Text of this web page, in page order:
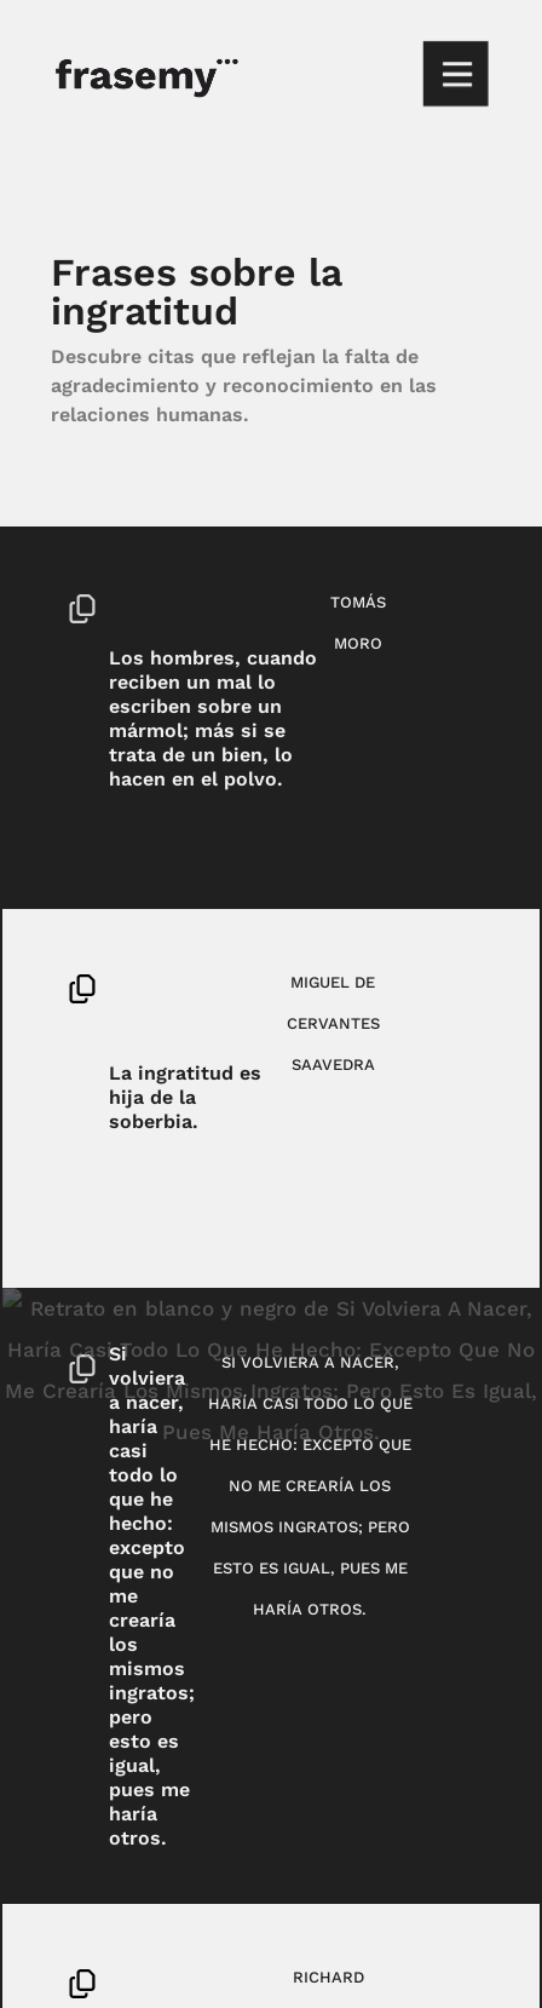
Frases sobre la
ingratitud
Descubre citas que reflejan la falta de
agradecimiento y reconocimiento en las
relaciones humanas.
Los hombres, cuando
reciben un mal lo
escriben sobre un
mármol; más si se
trata de un bien, lo
hacen en el polvo.
TOMÁS
MORO
La ingratitud es
hija de la
soberbia.
MIGUEL DE
CERVANTES
SAAVEDRA
Si
volviera
a nacer,
haría
casi
todo lo
que he
hecho:
excepto
que no
me
crearía
los
mismos
ingratos;
pero
esto es
igual,
pues me
haría
otros.
SI VOLVIERA A NACER,
HARÍA CASI TODO LO QUE
HE HECHO: EXCEPTO QUE
NO ME CREARÍA LOS
MISMOS INGRATOS; PERO
ESTO ES IGUAL, PUES ME
HARÍA OTROS.
RICHARD